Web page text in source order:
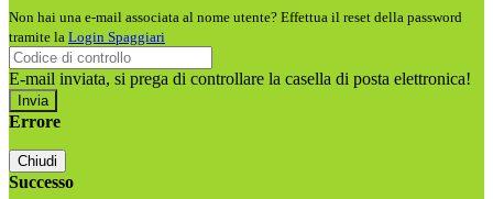
Non hai una e-mail associata al nome utente? Effettua il reset della password
tramite la Login Spaggiari
E-mail inviata, si prega di controllare la casella di posta elettronica!
Errore
Chiudi
Successo